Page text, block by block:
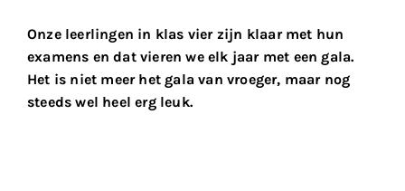
Onze leerlingen in klas vier zijn klaar met hun
examens en dat vieren we elk jaar met een gala.
Het is niet meer het gala van vroeger, maar nog
steeds wel heel erg leuk.